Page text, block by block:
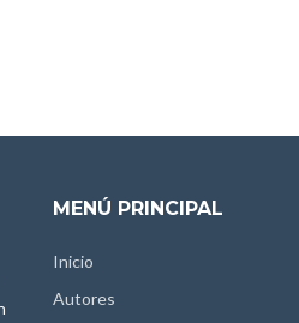
MENÚ PRINCIPAL
Inicio
Autores